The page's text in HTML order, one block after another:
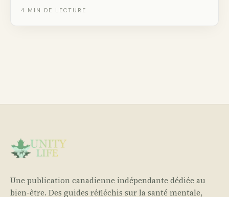
4 MIN DE LECTURE
Une publication canadienne indépendante dédiée au
bien-être. Des guides réfléchis sur la santé mentale,